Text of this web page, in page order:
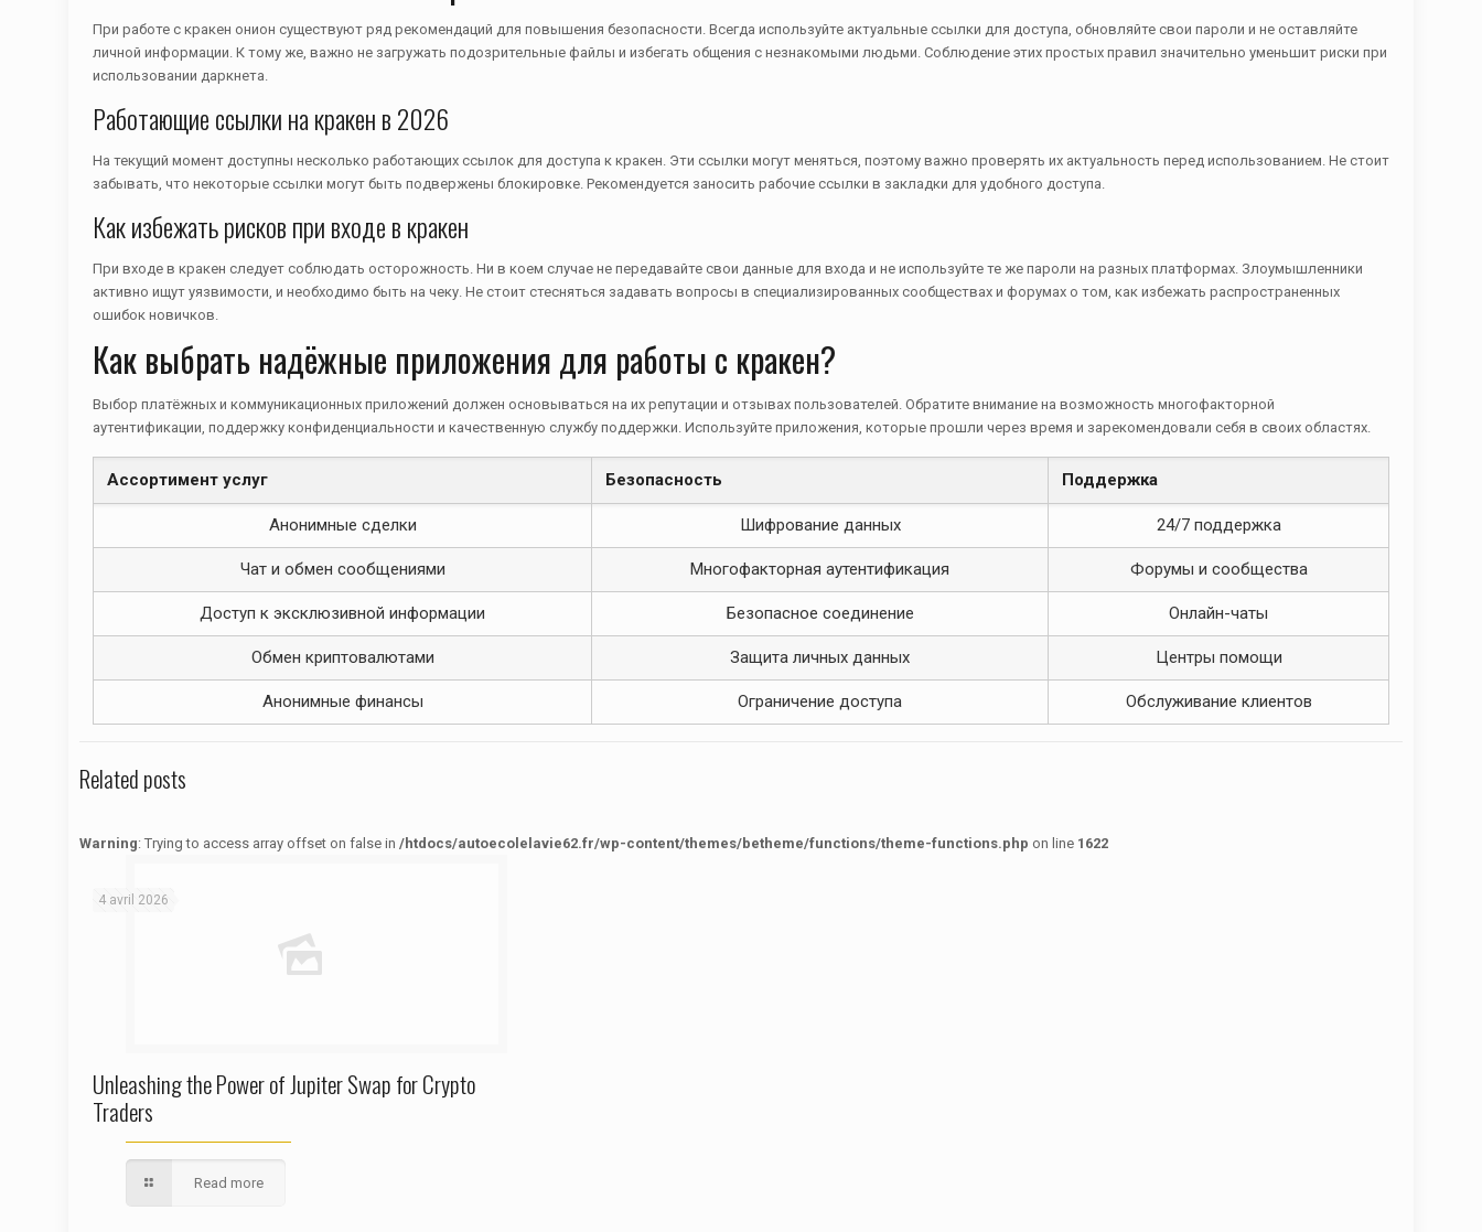
При работе с кракен онион существуют ряд рекомендаций для повышения безопасности. Всегда используйте актуальные ссылки для доступа, обновляйте свои пароли и не оставляйте
личной информации. К тому же, важно не загружать подозрительные файлы и избегать общения с незнакомыми людьми. Соблюдение этих простых правил значительно уменьшит риски при
использовании даркнета.
Работающие ссылки на кракен в 2026
На текущий момент доступны несколько работающих ссылок для доступа к кракен. Эти ссылки могут меняться, поэтому важно проверять их актуальность перед использованием. Не стоит
забывать, что некоторые ссылки могут быть подвержены блокировке. Рекомендуется заносить рабочие ссылки в закладки для удобного доступа.
Как избежать рисков при входе в кракен
При входе в кракен следует соблюдать осторожность. Ни в коем случае не передавайте свои данные для входа и не используйте те же пароли на разных платформах. Злоумышленники
активно ищут уязвимости, и необходимо быть на чеку. Не стоит стесняться задавать вопросы в специализированных сообществах и форумах о том, как избежать распространенных
ошибок новичков.
Как выбрать надёжные приложения для работы с кракен?
Выбор платёжных и коммуникационных приложений должен основываться на их репутации и отзывах пользователей. Обратите внимание на возможность многофакторной
аутентификации, поддержку конфиденциальности и качественную службу поддержки. Используйте приложения, которые прошли через время и зарекомендовали себя в своих областях.
Ассортимент услуг Безопасность Поддержка
Анонимные сделки Шифрование данных 24/7 поддержка
Чат и обмен сообщениями Многофакторная аутентификация Форумы и сообщества
Доступ к эксклюзивной информации Безопасное соединение Онлайн-чаты
Обмен криптовалютами Защита личных данных Центры помощи
Анонимные финансы Ограничение доступа Обслуживание клиентов
Related posts
Warning: Trying to access array offset on false in /htdocs/autoecolelavie62.fr/wp-content/themes/betheme/functions/theme-functions.php on line 1622
4 avril 2026
Unleashing the Power of Jupiter Swap for Crypto
Traders
Read more